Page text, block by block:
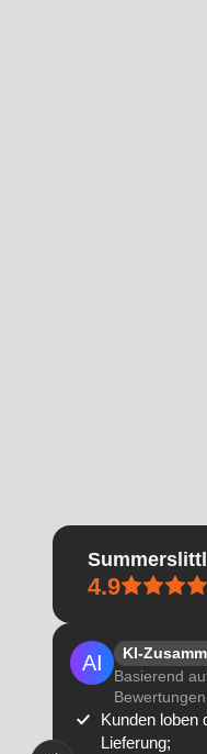
4.9
KI-
Basierend
Bewertungen
Kunden loben
Lieferung;